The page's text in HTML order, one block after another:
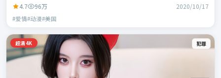
4.7 96万 2020/10/17
#爱情#动漫#美国
超清4K 犯罪